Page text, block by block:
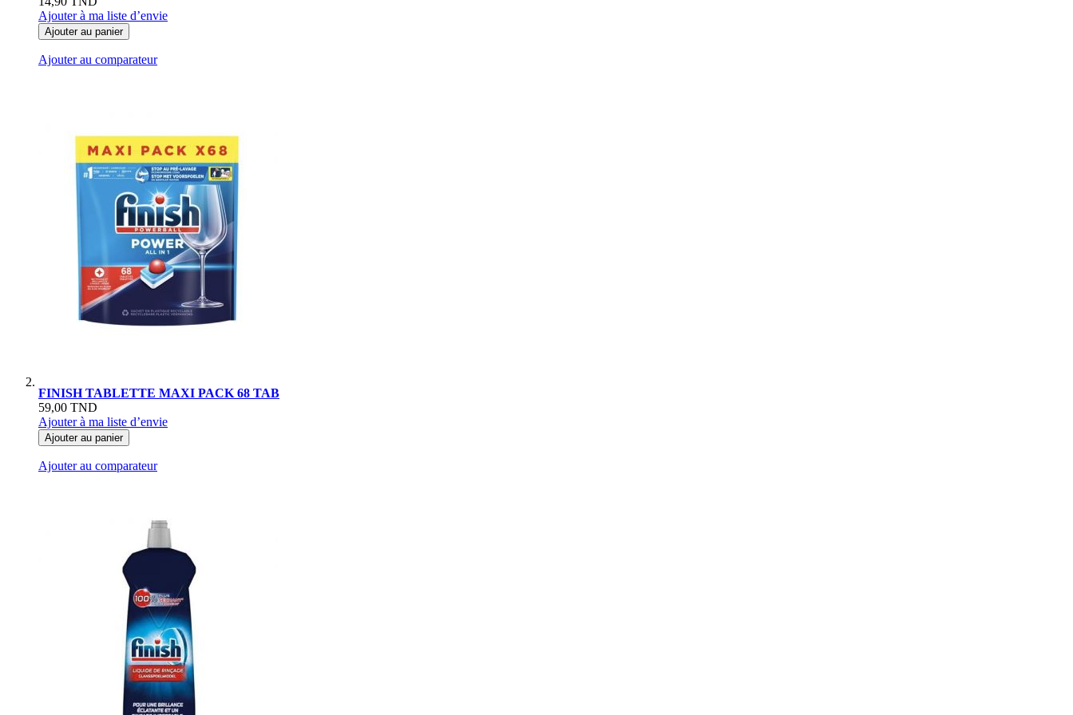
Ajouter à ma liste d’envie
Ajouter au panier
Ajouter au comparateur
FINISH TABLETTE MAXI PACK 68 TAB
59,00 TND
Ajouter à ma liste d’envie
Ajouter au panier
Ajouter au comparateur